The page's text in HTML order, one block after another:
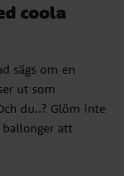
coola
sägs om en
ut som
du..? Glöm inte
att